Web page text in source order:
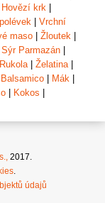
Hovězí krk
Vrchní
maso Žloutek
Sýr Parmazán
Rukola| Želatina|
Mák
Kokos
2017.
.
údajů